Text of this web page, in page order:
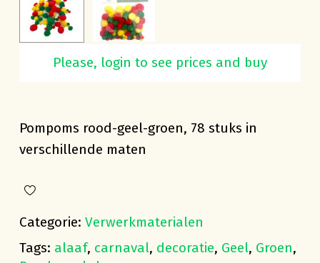
Pompoms rood-geel-groen
Please, login to see prices and buy
Pompoms rood-geel-groen, 78 stuks in
verschillende maten
Categorie: Verwerkmaterialen
Tags: alaaf, carnaval, decoratie, Geel, Groen,